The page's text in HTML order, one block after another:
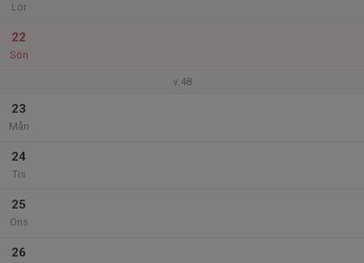
Lör
22
Sön
v.48
23
Mån
24
Tis
25
Ons
26